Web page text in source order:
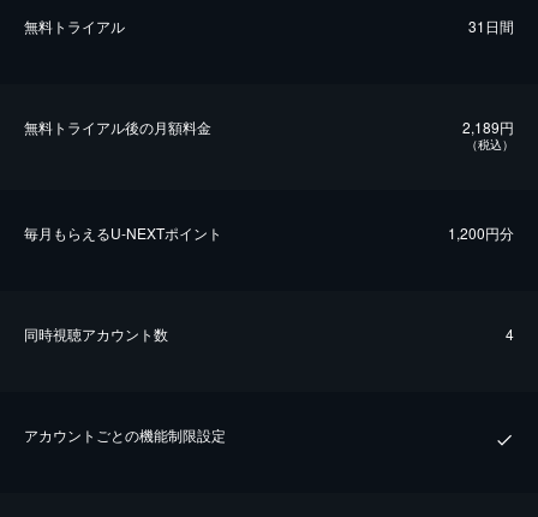
無料トライアル 31日間
無料トライアル後の⽉額料金 2,189円
（税込）
毎⽉もらえるU-NEXTポイント 1,200円分
同時視聴アカウント数 4
アカウントごとの機能制限設定